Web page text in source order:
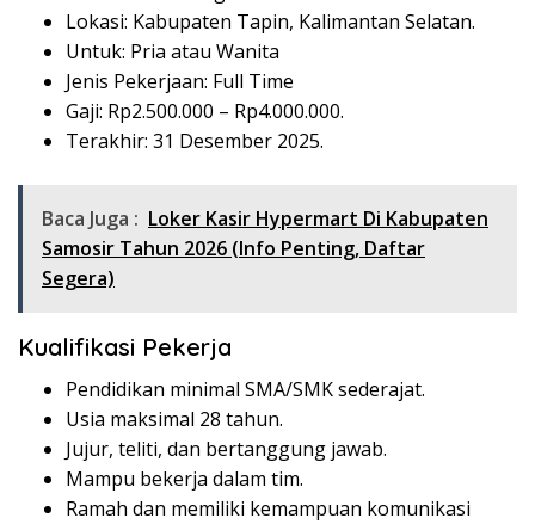
Lokasi: Kabupaten Tapin, Kalimantan Selatan.
Untuk: Pria atau Wanita
Jenis Pekerjaan: Full Time
Gaji: Rp2.500.000 – Rp4.000.000.
Terakhir: 31 Desember 2025.
Baca Juga : Loker Kasir Hypermart Di Kabupaten
Samosir Tahun 2026 (Info Penting, Daftar
Segera)
Kualifikasi Pekerja
Pendidikan minimal SMA/SMK sederajat.
Usia maksimal 28 tahun.
Jujur, teliti, dan bertanggung jawab.
Mampu bekerja dalam tim.
Ramah dan memiliki kemampuan komunikasi